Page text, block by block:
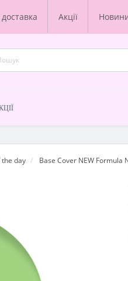
Акції
the day Base Cover NEW Formula